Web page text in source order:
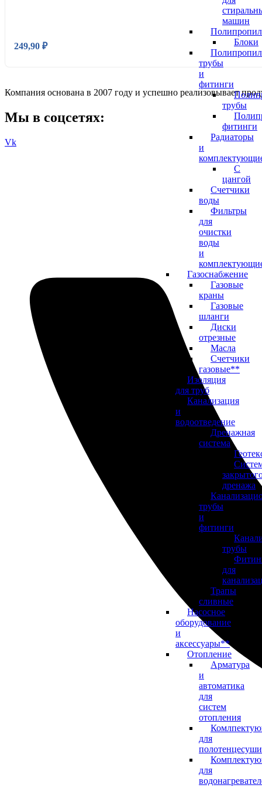
машин
Блоки
трубы
и
фитинги
трубы
фитинги
Радиаторы
и
С
цангой
Счетчики
воды
Фильтры
для
очистки
воды
и
Газоснабжение
Газовые
краны
Газовые
шланги
Диски
отрезные
Масла
Счетчики
газовые**
Изоляция
для труб
Канализация
и
водоотведение
Дренажная
система
дренажа
трубы
и
фитинги
трубы
для
Трапы
сливные
Насосное
оборудование
и
аксессуары**
Отопление
Арматура
и
автоматика
для
систем
отопления
для
для
249,90 ₽
Компания основана в 2007 году и успешно реализовывает
Мы в соцсетях:
Vk